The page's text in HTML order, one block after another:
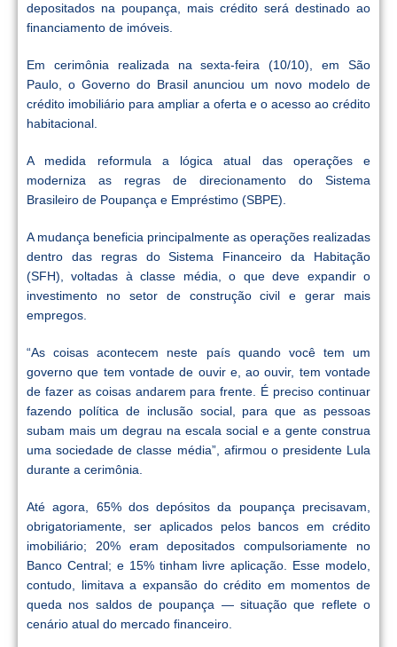
depositados na poupança, mais crédito será destinado ao
financiamento de imóveis.
Em cerimônia realizada na sexta-feira (10/10), em São
Paulo, o Governo do Brasil anunciou um novo modelo de
crédito imobiliário para ampliar a oferta e o acesso ao crédito
habitacional.
A medida reformula a lógica atual das operações e
moderniza as regras de direcionamento do Sistema
Brasileiro de Poupança e Empréstimo (SBPE).
A mudança beneficia principalmente as operações realizadas
dentro das regras do Sistema Financeiro da Habitação
(SFH), voltadas à classe média, o que deve expandir o
investimento no setor de construção civil e gerar mais
empregos.
“As coisas acontecem neste país quando você tem um
governo que tem vontade de ouvir e, ao ouvir, tem vontade
de fazer as coisas andarem para frente. É preciso continuar
fazendo política de inclusão social, para que as pessoas
subam mais um degrau na escala social e a gente construa
uma sociedade de classe média”, afirmou o presidente Lula
durante a cerimônia.
Até agora, 65% dos depósitos da poupança precisavam,
obrigatoriamente, ser aplicados pelos bancos em crédito
imobiliário; 20% eram depositados compulsoriamente no
Banco Central; e 15% tinham livre aplicação. Esse modelo,
contudo, limitava a expansão do crédito em momentos de
queda nos saldos de poupança — situação que reflete o
cenário atual do mercado financeiro.